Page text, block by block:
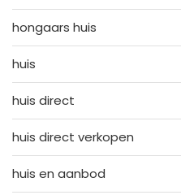
hongaars huis
huis
huis direct
huis direct verkopen
huis en aanbod